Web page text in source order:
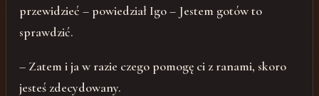
przewidzieć – powiedział Igo – Jestem gotów to
sprawdzić.
– Zatem i ja w razie czego pomogę ci z ranami, skoro
jesteś zdecydowany.